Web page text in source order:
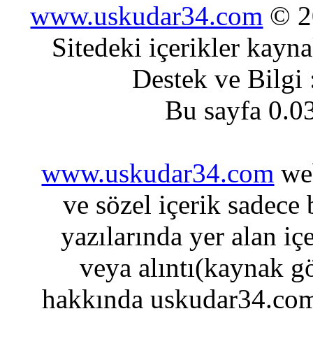
www.uskudar34.com ©
Sitedeki içerikler
Destek ve
Bu sayfa
www.uskudar34.com
ve sözel içerik sadece
yazılarında yer alan
veya alıntı(kaynak
hakkında